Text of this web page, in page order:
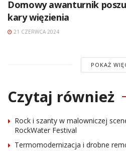
Domowy awanturnik
kary więzienia
21 CZERWCA 2024
POKAŻ
Czytaj również
Rock i szanty w malowniczej
RockWater Festival
Termomodernizacja i drobne